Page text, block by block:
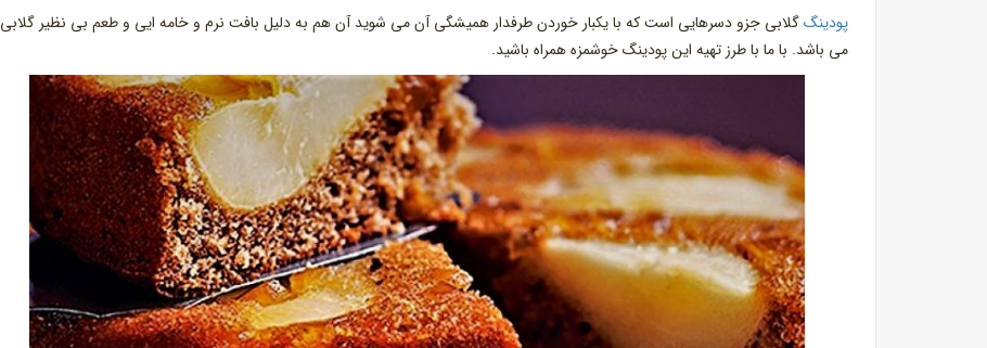
پودینگگلابی جزو دسرهایی است که با یکبار خوردن طرفدار همیشگی آن می شوید آن هم به دلیل بافت نرم و خامه ایی و طعم بی نظیر گلابی
می باشد. با ما با طرز تهیه این پودینگ خوشمزه همراه باشید.